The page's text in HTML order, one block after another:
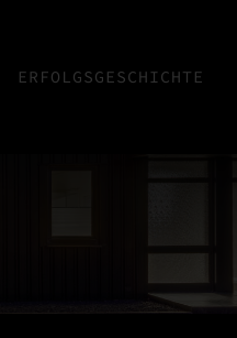
ERFOLGSGESCHICHTE